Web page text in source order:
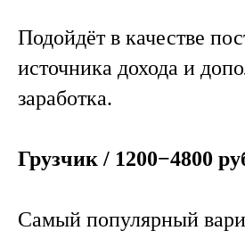
Подойдёт в качестве
источника дохода и
заработка.
Грузчик / 1200−4800
Самый популярный